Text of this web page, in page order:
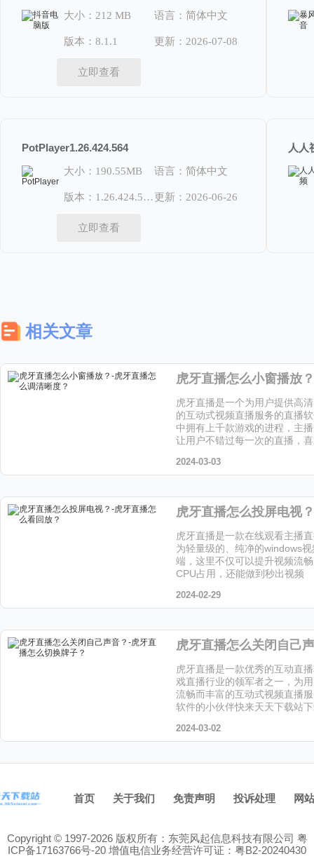
大小：212 MB 语言：简体中文
版本：8.1.1 更新：2026-07-08
立即查看
PotPlayer1.26.424.564
大小：190.55MB 语言：简体中文
版本：1.26.424.564 更新：2026-06-26
立即查看
人人
相关文章
虎牙直播是一个为用户提供高
的互动式视频直播服务的直播
中拥有上千款游戏的进程，主
让用户不错过每一次的直播，
2024-03-03
虎牙直播是一款在线观看主播
为轻量级的、纯净的windows
端，这里不仅可以提升视频流
CPU占用，还能做到秒出视频
2024-02-29
虎牙直播是一款优秀的互动直
戏直播行业的领军者之一，为
流畅而丰富的互动式视频直播
软件的小伙伴快来天天下载站
2024-03-02
首页 关于我们 免责声明 投诉处理 网
Copyright © 1997-2026 版权所有：东莞风起信息科技有限公司 粤
ICP备17163766号-20 增值电信业务经营许可证：粤B2-20240430